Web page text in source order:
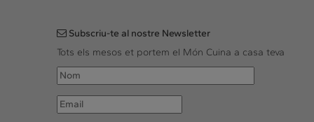
Subscriu-te al nostre Newsletter
Tots els mesos et portem el Món Cuina a casa teva